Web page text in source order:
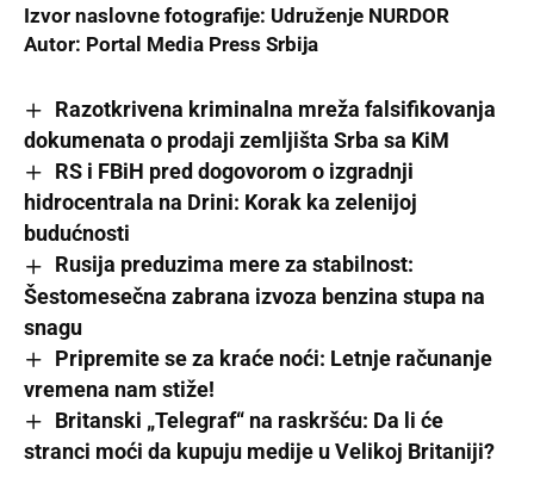
Izvor naslovne fotografije: Udruženje NURDOR
Autor: Portal Media Press Srbija
Razotkrivena kriminalna mreža falsifikovanja
dokumenata o prodaji zemljišta Srba sa KiM
RS i FBiH pred dogovorom o izgradnji
hidrocentrala na Drini: Korak ka zelenijoj
budućnosti
Rusija preduzima mere za stabilnost:
Šestomesečna zabrana izvoza benzina stupa na
snagu
Pripremite se za kraće noći: Letnje računanje
vremena nam stiže!
Britanski „Telegraf“ na raskršću: Da li će
stranci moći da kupuju medije u Velikoj Britaniji?